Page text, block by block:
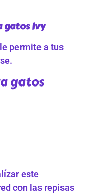
gatos Ivy
permite a tus
gatos
este
con las repisas